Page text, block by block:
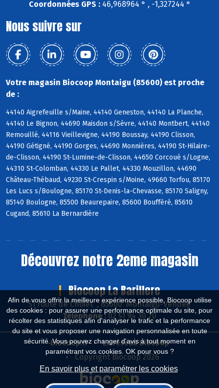
Afin de vous offrir la meilleure expérience possible, Biocoop utilise
des cookies : pour assurer une performance optimale du site, pour
récolter des statistiques afin d'analyser le trafic et la performance
du site et vous proposer une navigation personnalisée en toute
sécurité. Vous pouvez changer d'avis à tout moment en
paramétrant vos cookies. OK pour vous ?
En savoir plus et paramétrer les cookies
Coordonnées GPS :46,968964 ° , -1,327244 °
Nous suivre sur
Votre magasin Biocoop Montaigu (85600) est proche
de :
44140 Aigrefeuille s/Maine, 44140 Geneston, 44140 La Planche,
44140 Le Bignon, 44690 Maisdon s/Sèvre, 44140 Montbert, 44140
Remouillé, 44116 Vieillevigne, 44190 Boussay, 44190 Clisson,
44190 Gétigné, 44190 Gorges, 44690 Monnières, 44190 St-Hilaire-
de-Clisson, 44190 St-Lumine-de-Clisson, 44650 Corcoué s/Logne,
44310 St-Colomban, 44330 Le Pallet, 44330 Mouzillon, 44690
Château-Thébaud, 49230 St-Crespin s/Moine, 49660 Torfou, 85170
Les Lucs s/Boulogne, 85170 St-Denis-la-Chevasse, 85170 Saligny,
85140 Boulogne, 85500 Beaurepaire, 85600 Boufféré, 85610
Cugand, 85610 La Bernardière
Découvrez notre 2eme magasin
Biocoop La Barillere
51 route de Cholet , 85600 Montaigu-Vendée
Téléphone :02 51 94 30 70
Biocoop.fr
Le réseau Biocoop
Copyright Biocoop 2026